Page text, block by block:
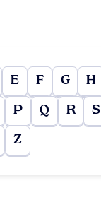
E F G H
P Q R S
Z